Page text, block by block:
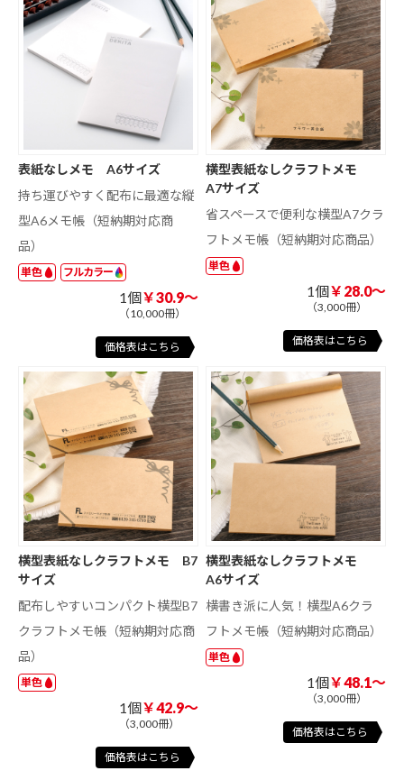
表紙なしメモ A6サイズ
持ち運びやすく配布に最適な縦
型A6メモ帳（短納期対応商
品）
単色 フルカラー
1個￥30.9～
（10,000冊）
価格表はこちら
横型表紙なしクラフトメモ
A7サイズ
省スペースで便利な横型A7クラ
フトメモ帳（短納期対応商品）
単色
1個￥28.0～
（3,000冊）
価格表はこちら
横型表紙なしクラフトメモ B7
サイズ
配布しやすいコンパクト横型B7
クラフトメモ帳（短納期対応商
品）
単色
1個￥42.9～
（3,000冊）
価格表はこちら
横型表紙なしクラフトメモ
A6サイズ
横書き派に人気！横型A6クラ
フトメモ帳（短納期対応商品）
単色
1個￥48.1～
（3,000冊）
価格表はこちら